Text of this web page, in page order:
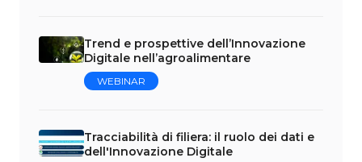
Trend e prospettive dell’Innovazione
Digitale nell’agroalimentare
WEBINAR
Tracciabilità di filiera: il ruolo dei dati e
dell'Innovazione Digitale